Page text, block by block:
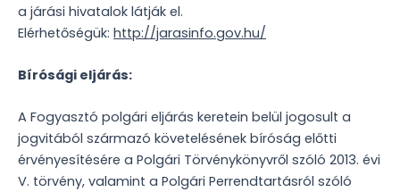
a járási hivatalok látják el.
Elérhetőségük: http://jarasinfo.gov.hu/
Bírósági eljárás:
A Fogyasztó polgári eljárás keretein belül jogosult a
jogvitából származó követelésének bíróság előtti
érvényesítésére a Polgári Törvénykönyvről szóló 2013. évi
V. törvény, valamint a Polgári Perrendtartásról szóló